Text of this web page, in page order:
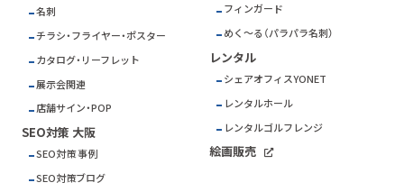
名刺
チラシ・フライヤー・ポスター
カタログ・リーフレット
展示会関連
店舗サイン・POP
SEO対策 大阪
SEO対策 事例
SEO対策ブログ
フィンガード
めく～る（パラパラ名刺）
レンタル
シェアオフィスYONET
レンタルホール
レンタルゴルフレンジ
絵画販売